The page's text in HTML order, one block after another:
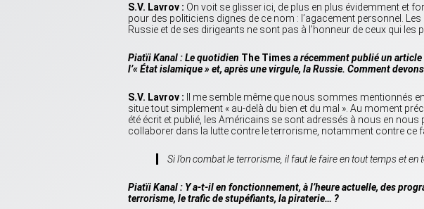
S.V. Lavrov : On voit se glisser ici, de plus en plus évidemment et
pour des politiciens dignes de ce nom : l’agacement personnel.
Russie et de ses dirigeants ne sont pas à l’honneur de ceux qui les
Piatïi Kanal : Le quotidien The Times a récemment publié un article
l’« État islamique » et, après une virgule, la Russie. Comment
S.V. Lavrov : Il me semble même que nous sommes mentionnés
situe tout simplement « au-delà du bien et du mal ». Au moment
été écrit et publié, les Américains se sont adressés à nous en
collaborer dans la lutte contre le terrorisme, notamment contre ce
Si l’on combat le terrorisme, il faut le faire en tout temps et en
Piatïi Kanal : Y a-t-il en fonctionnement, à l’heure actuelle, des
terrorisme, le trafic de stupéfiants, la piraterie… ?